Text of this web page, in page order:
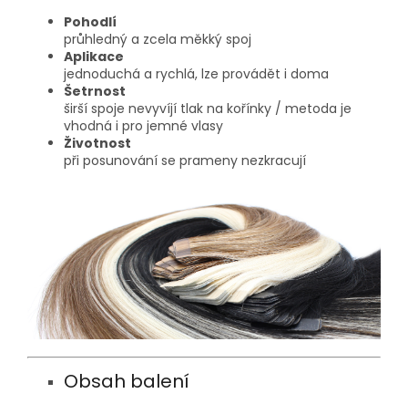
Pohodlí
průhledný a zcela měkký spoj
Aplikace
jednoduchá a rychlá, lze provádět i doma
Šetrnost
širší spoje nevyvíjí tlak na kořínky / metoda je
vhodná i pro jemné vlasy
Životnost
při posunování se prameny nezkracují
Obsah balení